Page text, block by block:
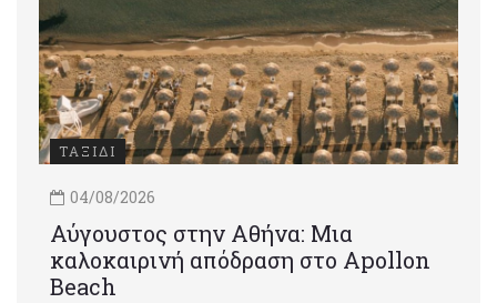
ΤΑΞΙΔΙ
04/08/2026
Αύγουστος στην Αθήνα: Μια
καλοκαιρινή απόδραση στο Apollon
Beach